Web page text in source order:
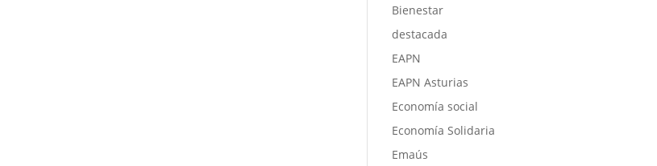
Bienestar
destacada
EAPN
EAPN Asturias
Economía social
Economía Solidaria
Emaús